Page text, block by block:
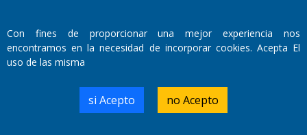
Propietario: El Diario SRL
Director Periodístico:
Walter René Goñi
Domicilio Legal: José Ingenieros 855,
Santa Rosa, La Pampa.
Con fines de proporcionar una mejor experiencia nos
encontramos en la necesidad de incorporar cookies. Acepta El
uso de las misma
si Acepto no Acepto